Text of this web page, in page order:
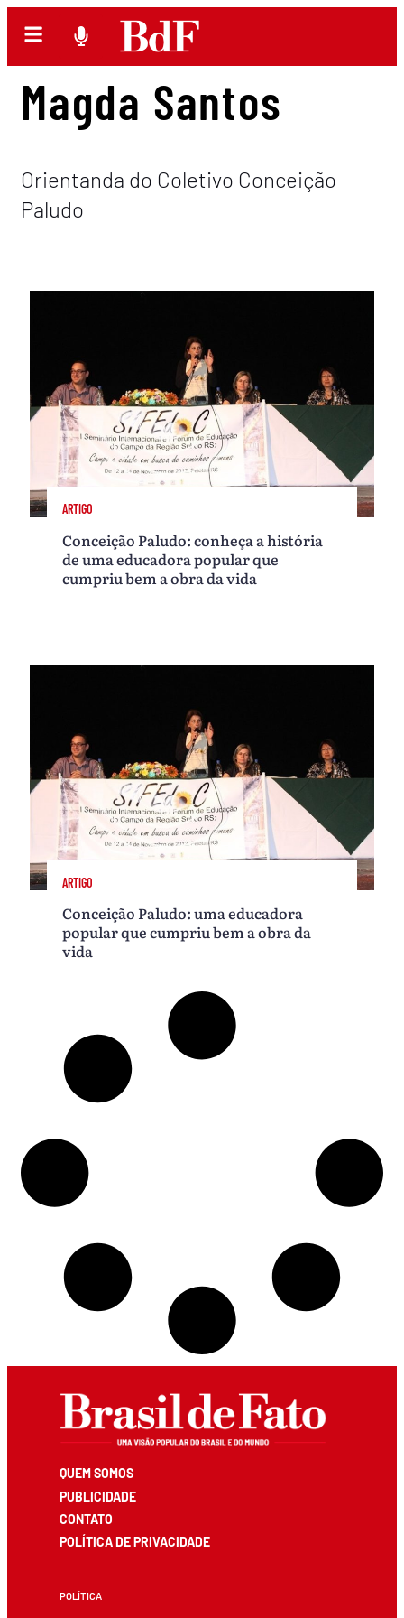
Magda Santos
Orientanda do Coletivo Conceição
Paludo
ARTIGO
Conceição Paludo: conheça a história
de uma educadora popular que
cumpriu bem a obra da vida
ARTIGO
Conceição Paludo: uma educadora
popular que cumpriu bem a obra da
vida
QUEM SOMOS
PUBLICIDADE
CONTATO
POLÍTICA DE PRIVACIDADE
POLÍTICA